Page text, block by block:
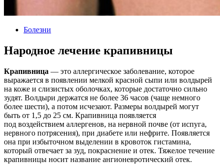
Болезни
Народное лечение крапивницы
Крапивница — это аллергическое заболевание, которое
выражается в появлении мелкой красной сыпи или волдырей
на коже и слизистых оболочках, которые достаточно сильно
зудят. Волдыри держатся не более 36 часов (чаще немного
более шести), а потом исчезают. Размеры волдырей могут
быть от 1,5 до 25 см. Крапивница появляется
под воздействием аллергенов, на нервной почве (от испуга,
нервного потрясения), при диабете или нефрите. Появляется
она при избыточном выделении в кровоток гистамина,
который отвечает за зуд, покраснение и отек. Тяжелое течение
крапивницы носит название ангионевротический отек.